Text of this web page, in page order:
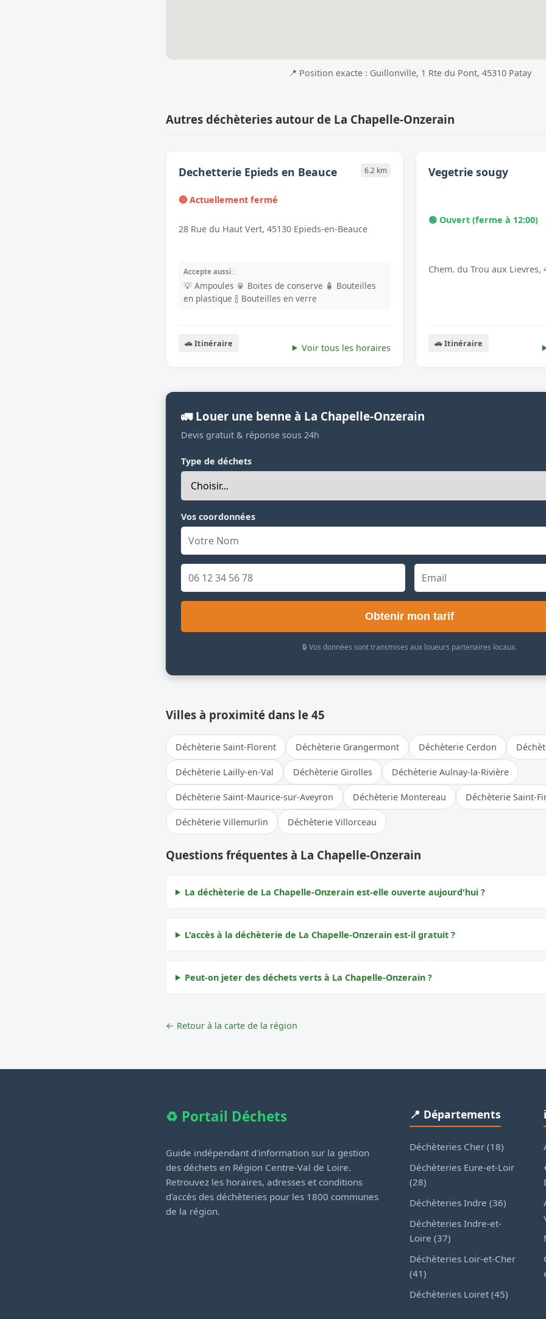
📍 Position exacte : Guillonville, 1 Rte du Pont, 45310 Patay
Autres déchèteries autour de La Chapelle-Onzerain
Dechetterie Epieds en Beauce 6.2 km
🔴 Actuellement fermé
28 Rue du Haut Vert, 45130 Epieds-en-Beauce
Accepte aussi :
💡 Ampoules 🥫 Boites de conserve 🧴 Bouteilles
en plastique 🍾 Bouteilles en verre
🚗 Itinéraire Voir tous les horaires
Vegetrie sougy
🟢 Ouvert (ferme à 12:00)
Chem. du Trou aux Lievres,
🚗 Itinéraire
🚛 Louer une benne à La Chapelle-Onzerain
Devis gratuit & réponse sous 24h
Type de déchets
Vos coordonnées
Obtenir mon tarif
🔒 Vos données sont transmises aux loueurs partenaires locaux.
Villes à proximité dans le 45
Déchèterie Saint-Florent Déchèterie Grangermont Déchèterie Cerdon
Déchèterie Lailly-en-Val Déchèterie Girolles Déchèterie Aulnay-la-Rivière
Déchèterie Saint-Maurice-sur-Aveyron Déchèterie Montereau Déchèterie Saint-
Déchèterie Villemurlin Déchèterie Villorceau
Questions fréquentes à La Chapelle-Onzerain
La déchèterie de La Chapelle-Onzerain est-elle ouverte aujourd'hui ?
L'accès à la déchèterie de La Chapelle-Onzerain est-il gratuit ?
Peut-on jeter des déchets verts à La Chapelle-Onzerain ?
← Retour à la carte de la région
♻️ Portail Déchets
Guide indépendant d'information sur la gestion
des déchets en Région Centre-Val de Loire.
Retrouvez les horaires, adresses et conditions
d'accès des déchèteries pour les 1800 communes
de la région.
📍 Départements
Déchèteries Cher (18)
Déchèteries Eure-et-Loir
(28)
Déchèteries Indre (36)
Déchèteries Indre-et-
Loire (37)
Déchèteries Loir-et-Cher
(41)
Déchèteries Loiret (45)